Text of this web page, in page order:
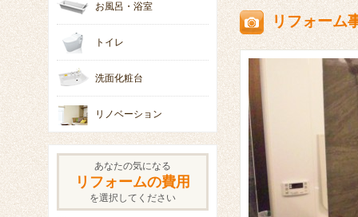
リフォーム
お風呂・浴室
トイレ
洗面化粧台
リノベーション
あなたの気になる
リフォームの費用
を選択してください